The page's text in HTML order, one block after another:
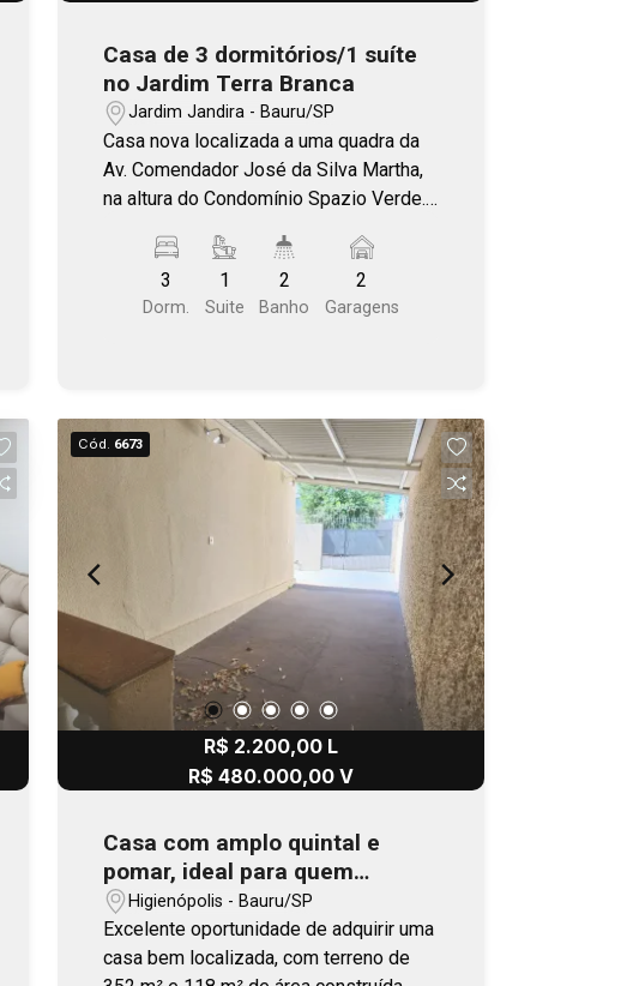
Casa de 3 dormitórios/1 suíte
no Jardim Terra Branca
Jardim Jandira - Bauru/SP
Casa nova localizada a uma quadra da
Av. Comendador José da Silva Martha,
na altura do Condomínio Spazio Verde.
o pé direito alto e bem iluminada.
Churrasqueira na área externa.
3
Dorm.
1
Suite
2
Banho
2
Garagens
Cód. 6673
R$ 2.200,00 L
R$ 480.000,00 V
Casa com amplo quintal e
pomar, ideal para quem
valoriza espaço, natureza e
tranquilidade
Higienópolis - Bauru/SP
Excelente oportunidade de adquirir uma
casa bem localizada, com terreno de